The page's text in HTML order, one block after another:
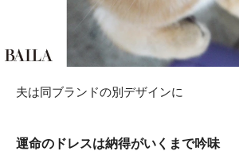
夫は同ブランドの別デザインに
運命のドレスは納得がいくまで吟味